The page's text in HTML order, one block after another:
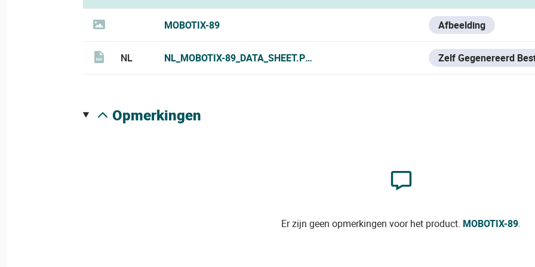
MOBOTIX-89 Afbeelding
NL NL_MOBOTIX-89_DATA_SHEET.PDF Zelf Gegenereerd
opmerkingen
Er zijn geen opmerkingen voor het product. MOBOTIX-89.